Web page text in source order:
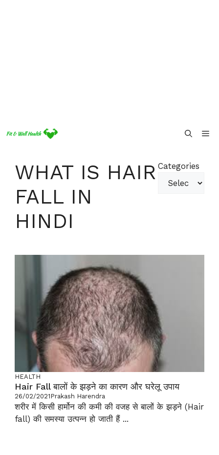
WHAT IS HAIR
FALL IN
HINDI
Categories
HEALTH
Hair Fall बालों के झड़ने का कारण और घरेलू उपाय
26/02/2021Prakash Harendra
शरीर में किसी हार्मोन की कमी की वजह से बालों के झड़ने (Hair
fall) की समस्या उत्पन्न हो जाती हैं ...